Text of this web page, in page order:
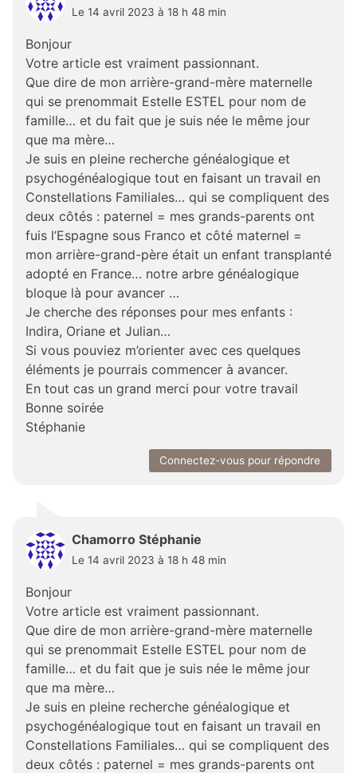
Le 14 avril 2023 à 18 h 48 min
Bonjour
Votre article est vraiment passionnant.
Que dire de mon arrière-grand-mère maternelle
qui se prenommait Estelle ESTEL pour nom de
famille… et du fait que je suis née le même jour
que ma mère…
Je suis en pleine recherche généalogique et
psychogénéalogique tout en faisant un travail en
Constellations Familiales… qui se compliquent des
deux côtés : paternel = mes grands-parents ont
fuis l’Espagne sous Franco et côté maternel =
mon arrière-grand-père était un enfant transplanté
adopté en France… notre arbre généalogique
bloque là pour avancer …
Je cherche des réponses pour mes enfants :
Indira, Oriane et Julian…
Si vous pouviez m’orienter avec ces quelques
éléments je pourrais commencer à avancer.
En tout cas un grand merci pour votre travail
Bonne soirée
Stéphanie
Connectez-vous pour répondre
Chamorro Stéphanie
Le 14 avril 2023 à 18 h 48 min
Bonjour
Votre article est vraiment passionnant.
Que dire de mon arrière-grand-mère maternelle
qui se prenommait Estelle ESTEL pour nom de
famille… et du fait que je suis née le même jour
que ma mère…
Je suis en pleine recherche généalogique et
psychogénéalogique tout en faisant un travail en
Constellations Familiales… qui se compliquent des
deux côtés : paternel = mes grands-parents ont